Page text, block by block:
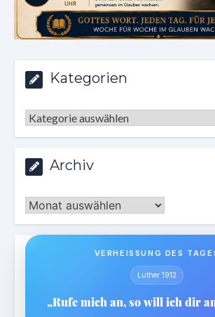
Kategorien
Kategorien
Archiv
Archiv
VERHEISSUNG DES
Luther 1912
„Rufe mich an, so will ich dir